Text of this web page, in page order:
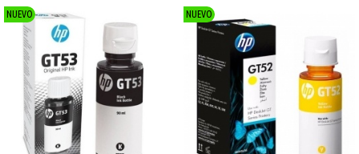
NUEVO NUEVO